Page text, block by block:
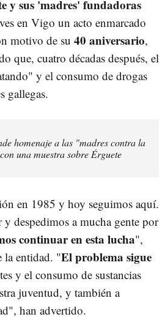
y sus 'madres' fundadoras
en Vigo un acto enmarcado
motivo de su 40 aniversario,
que, cuatro décadas después, el
y el consumo de drogas
gallegas.
homenaje a las "madres contra la
una muestra sobre Érguete
en 1985 y hoy seguimos aquí.
despedimos a mucha gente por
continuar en esta lucha",
la entidad. "El problema sigue
y el consumo de sustancias
juventud, y también a
han advertido.